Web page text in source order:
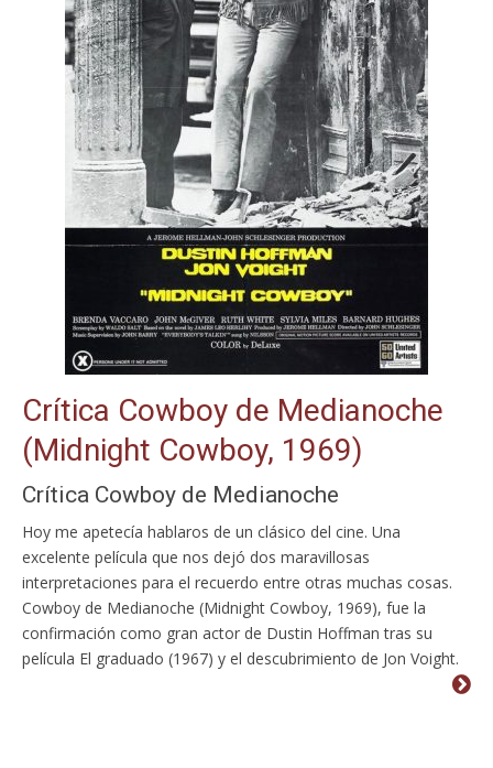
Crítica Cowboy de Medianoche
(Midnight Cowboy, 1969)
Crítica Cowboy de Medianoche
Hoy me apetecía hablaros de un clásico del cine. Una
excelente película que nos dejó dos maravillosas
interpretaciones para el recuerdo entre otras muchas cosas.
Cowboy de Medianoche (Midnight Cowboy, 1969), fue la
confirmación como gran actor de Dustin Hoffman tras su
película El graduado (1967) y el descubrimiento de Jon Voight.